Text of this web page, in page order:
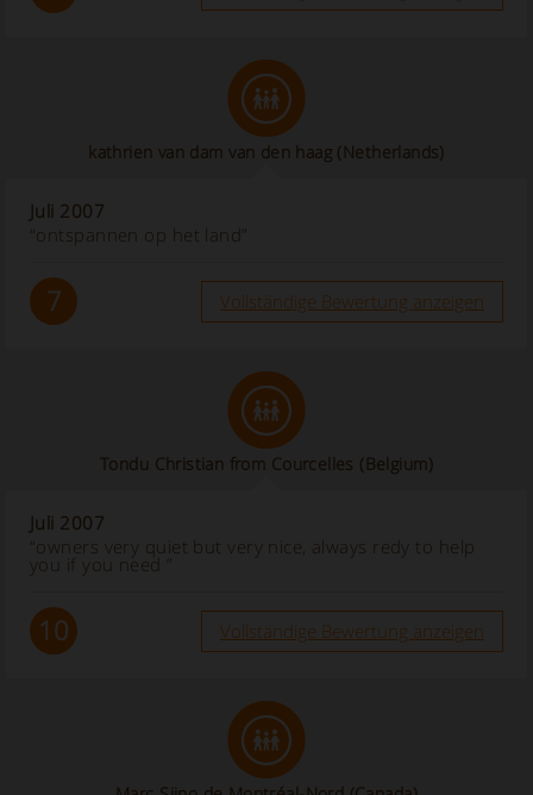
kathrien van dam van den haag (Netherlands)
Juli 2007
“ontspannen op het land”
7 Vollständige Bewertung anzeigen
Tondu Christian from Courcelles (Belgium)
Juli 2007
“owners very quiet but very nice, always redy to help
you if you need ”
10 Vollständige Bewertung anzeigen